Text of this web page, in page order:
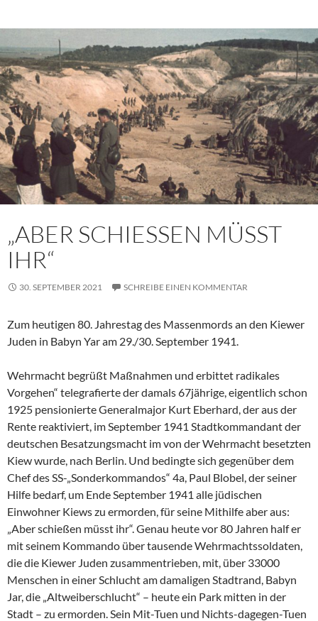
„ABER SCHIESSEN MÜSST
IHR“
30. SEPTEMBER 2021 SCHREIBE EINEN KOMMENTAR
Zum heutigen 80. Jahrestag des Massenmords an den Kiewer
Juden in Babyn Yar am 29./30. September 1941.
Wehrmacht begrüßt Maßnahmen und erbittet radikales
Vorgehen“ telegrafierte der damals 67jährige, eigentlich schon
1925 pensionierte Generalmajor Kurt Eberhard, der aus der
Rente reaktiviert, im September 1941 Stadtkommandant der
deutschen Besatzungsmacht im von der Wehrmacht besetzten
Kiew wurde, nach Berlin. Und bedingte sich gegenüber dem
Chef des SS-„Sonderkommandos“ 4a, Paul Blobel, der seiner
Hilfe bedarf, um Ende September 1941 alle jüdischen
Einwohner Kiews zu ermorden, für seine Mithilfe aber aus:
„Aber schießen müsst ihr“. Genau heute vor 80 Jahren half er
mit seinem Kommando über tausende Wehrmachtssoldaten,
die die Kiewer Juden zusammentrieben, mit, über 33000
Menschen in einer Schlucht am damaligen Stadtrand, Babyn
Jar, die „Altweiberschlucht“ – heute ein Park mitten in der
Stadt – zu ermorden. Sein Mit-Tuen und Nichts-dagegen-Tuen